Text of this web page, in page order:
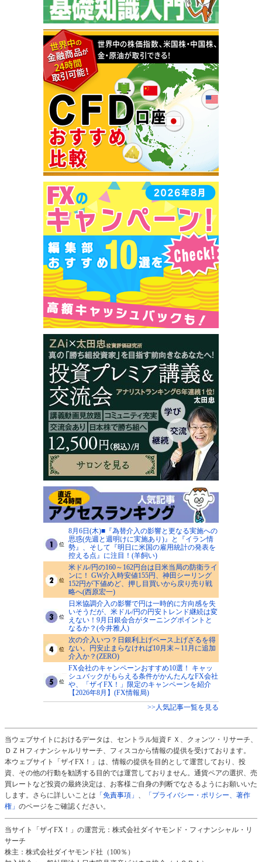
8月6日(木)■『為替介入の影響と更なる実施への
思惑(先週と週明けに実施あり)』と『イラン情
勢』、そして『明日に米国の雇用統計の発表を
控える点』に注目！(羊飼い)
米ドル/円の160～162円台は日米当局の防衛ライ
ンに！ GW介入時安値155円、神田シーリング
152円が下値めど、押し目買いから戻り売り戦
略へ(西原宏一)
日米協調介入の影響で円は一時的に方向感を失
いそうだが、米ドル/円の円安トレンド継続は変
えない！9月日銀会合がターニングポイントと
なるか？(今井雅人)
次の介入いつ？日銀利上げペース上げざるを得
ない。円安止まらなければ10月末～11月に追加
介入か？(ZERO)
FX会社のキャンペーンおすすめ10選！ キャッ
シュバックがもらえる条件がかんたんなFX会社
や、「ザイFX！」限定のキャンペーンを紹介
【2026年8月】(FX情報局)
>>人気記事一覧を見る
当ウェブサイトにおけるデータは、セントラル短資ＦＸ、クォンツ・リサーチ、
ＤＺＨフィナンシャルリサーチ、フィスコから情報の提供を受けております。
本ウェブサイト「ザイFX！」は、情報の提供を目的として運営しており、投
資、その他の行動を勧誘する目的では運営しておりません。通貨ペアの選択、売
買レートなど投資の最終決定は、お客様ご自身の判断でなさるようにお願いいた
します。さらに詳しいことは 「免責事項」
「プライバシー・ポリシー、著作
権」 のページをご確認ください。
当サイト「ザイFX！」の運営元：株式会社ダイヤモンド・フィナンシャル・リ
サーチ
株主：株式会社ダイヤモンド社（100％）